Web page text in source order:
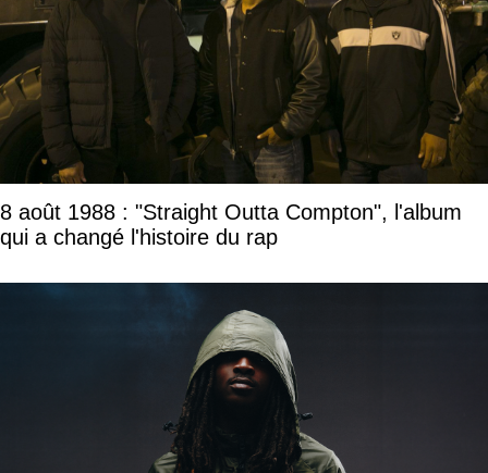
8 août 1988 : "Straight Outta Compton", l'album
qui a changé l'histoire du rap